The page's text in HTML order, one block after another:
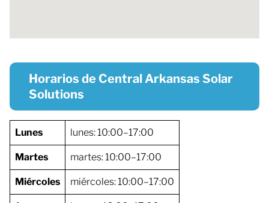
Horarios de Central Arkansas Solar
Solutions
Lunes lunes: 10:00–17:00
Martes martes: 10:00–17:00
Miércoles miércoles: 10:00–17:00